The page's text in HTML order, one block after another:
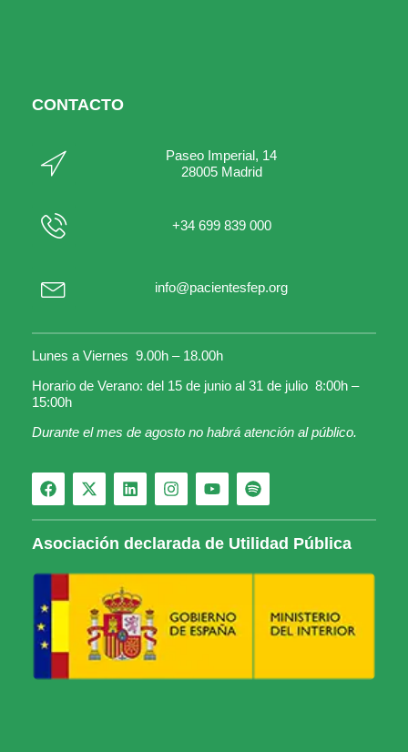
CONTACTO
Paseo Imperial, 14
28005 Madrid
+34 699 839 000
info@pacientesfep.org
Lunes a Viernes 9.00h – 18.00h
Horario de Verano: del 15 de junio al 31 de julio 8:00h –
15:00h
Durante el mes de agosto no habrá atención al público.
Asociación declarada de Utilidad Pública